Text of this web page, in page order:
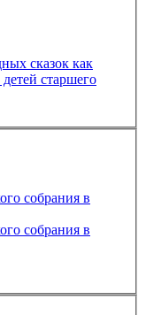
старшего
собрания в
собрания в